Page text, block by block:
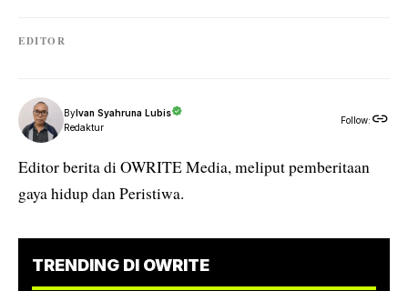
EDITOR
ByIvan Syahruna Lubis
Redaktur
Follow:
Editor berita di OWRITE Media, meliput pemberitaan
gaya hidup dan Peristiwa.
TRENDING DI OWRITE